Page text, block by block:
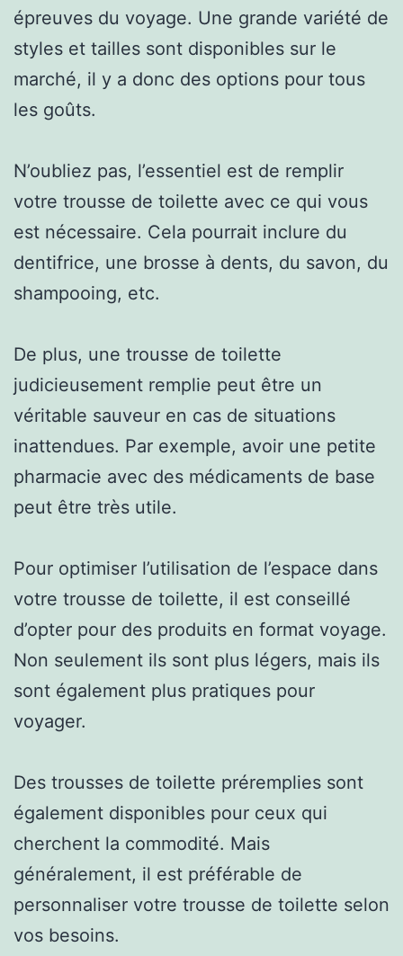
épreuves du voyage. Une grande variété de
styles et tailles sont disponibles sur le
marché, il y a donc des options pour tous
les goûts.
N’oubliez pas, l’essentiel est de remplir
votre trousse de toilette avec ce qui vous
est nécessaire. Cela pourrait inclure du
dentifrice, une brosse à dents, du savon, du
shampooing, etc.
De plus, une trousse de toilette
judicieusement remplie peut être un
véritable sauveur en cas de situations
inattendues. Par exemple, avoir une petite
pharmacie avec des médicaments de base
peut être très utile.
Pour optimiser l’utilisation de l’espace dans
votre trousse de toilette, il est conseillé
d’opter pour des produits en format voyage.
Non seulement ils sont plus légers, mais ils
sont également plus pratiques pour
voyager.
Des trousses de toilette préremplies sont
également disponibles pour ceux qui
cherchent la commodité. Mais
généralement, il est préférable de
personnaliser votre trousse de toilette selon
vos besoins.